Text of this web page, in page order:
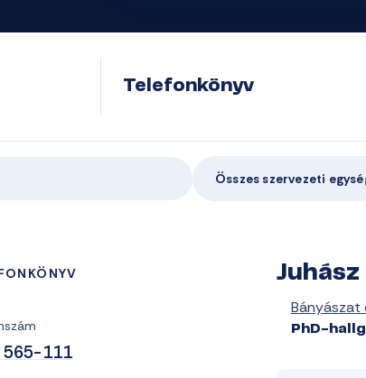
Telefonkönyv
Összes szervezeti
111
Bányászat
PhD-